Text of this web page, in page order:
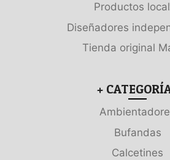
Productos
Diseñadores
Tienda original
+
Bufandas
Calcetines